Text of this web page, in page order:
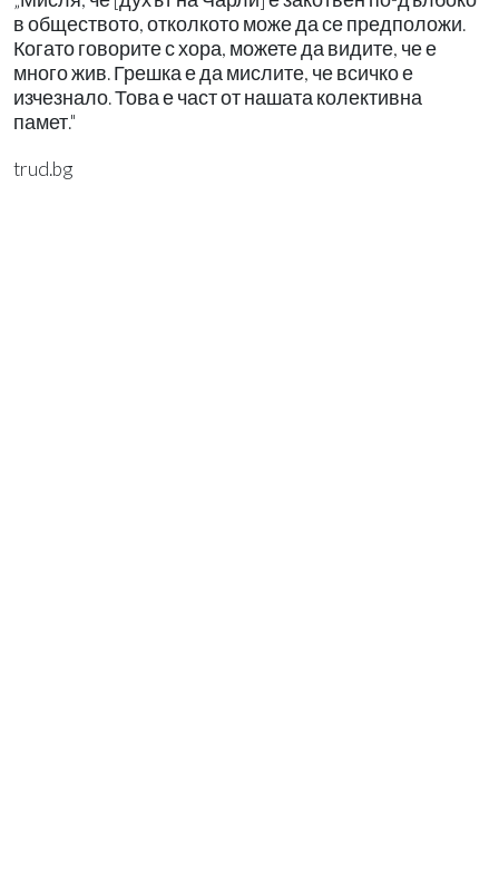
в обществото, отколкото може да се предположи.
Когато говорите с хора, можете да видите, че е
много жив. Грешка е да мислите, че всичко е
изчезнало. Това е част от нашата колективна
памет."
trud.bg